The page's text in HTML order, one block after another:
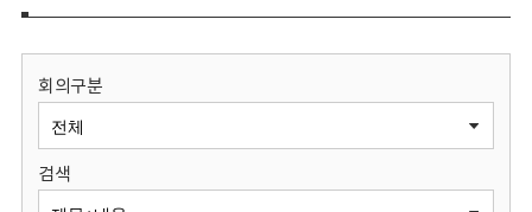
보
원
회의구분
검색